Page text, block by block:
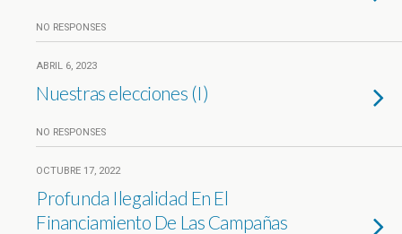
NO RESPONSES
ABRIL 6, 2023
Nuestras elecciones (I)
NO RESPONSES
OCTUBRE 17, 2022
Profunda Ilegalidad En El
Financiamiento De Las Campañas